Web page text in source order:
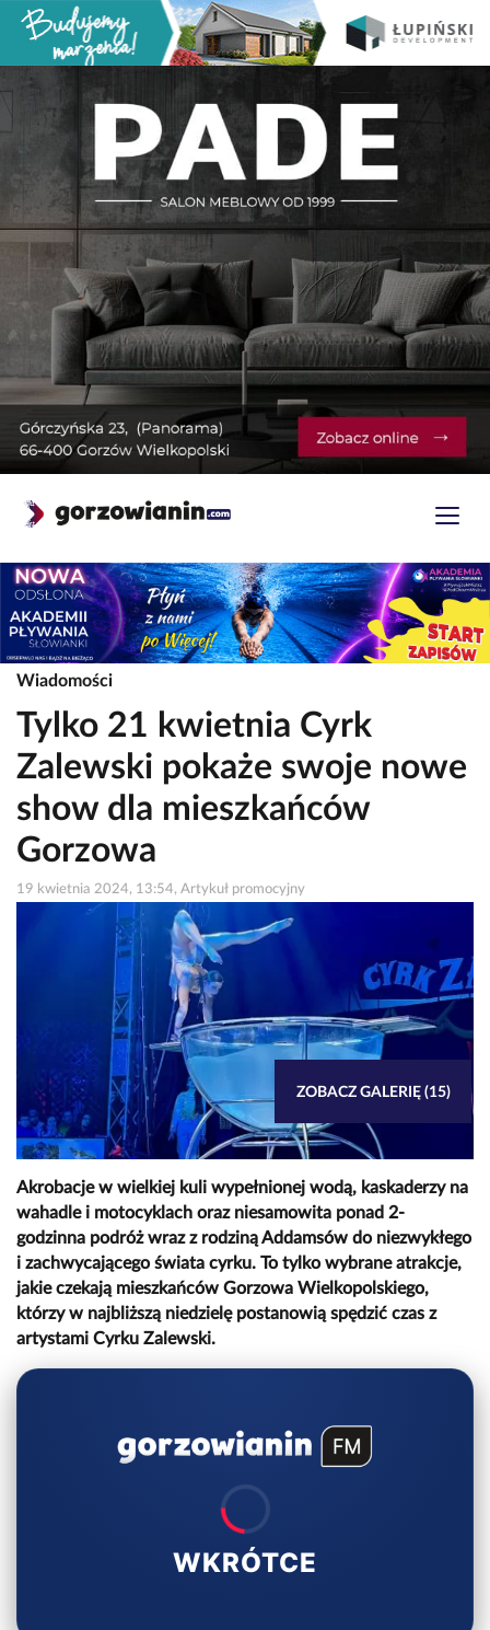
Wiadomości
Tylko 21 kwietnia Cyrk
Zalewski pokaże swoje nowe
show dla mieszkańców
Gorzowa
19 kwietnia 2024, 13:54, Artykuł promocyjny
ZOBACZ GALERIĘ (15)
Akrobacje w wielkiej kuli wypełnionej wodą, kaskaderzy na
wahadle i motocyklach oraz niesamowita ponad 2-
godzinna podróż wraz z rodziną Addamsów do niezwykłego
i zachwycającego świata cyrku. To tylko wybrane atrakcje,
jakie czekają mieszkańców Gorzowa Wielkopolskiego,
którzy w najbliższą niedzielę postanowią spędzić czas z
artystami Cyrku Zalewski.
WKRÓTCE